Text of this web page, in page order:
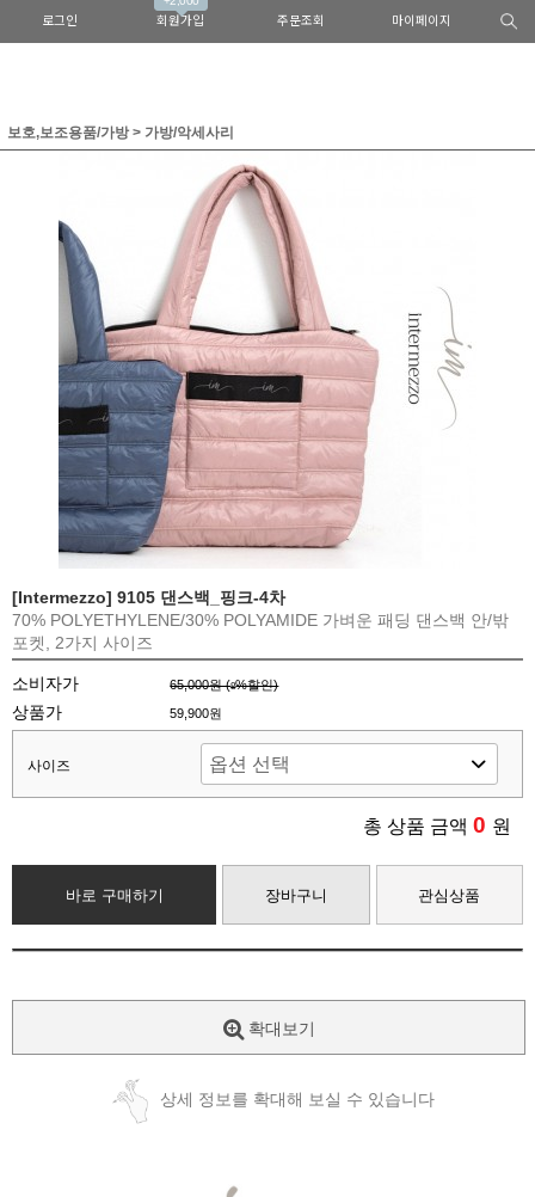
로그인 회원가입 주문조회 마이페이지
보호,보조용품/가방> 가방/악세사리
[Intermezzo] 9105 댄스백_핑크-4차
70% POLYETHYLENE/30% POLYAMIDE 가벼운 패딩 댄스백 안/밖
포켓, 2가지 사이즈
소비자가 65,000원 (8%할인)
상품가 59,900원
사이즈
총 상품 금액 0 원
바로 구매하기 장바구니 관심상품
확대보기
상세 정보를 확대해 보실 수 있습니다